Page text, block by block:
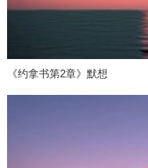
《约拿书第2章》默想